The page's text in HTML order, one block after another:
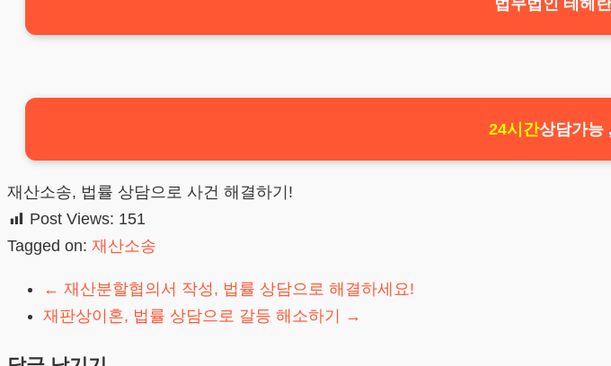
법무법인 테헤
24시간상담가능
재산소송, 법률 상담으로 사건 해결하기!
Post Views: 151
Tagged on: 재산소송
← 재산분할협의서 작성, 법률 상담으로 해결하세요!
재판상이혼, 법률 상담으로 갈등 해소하기
→